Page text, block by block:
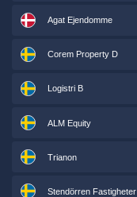
Agat Ejendomme
Corem Property D
Logistri B
ALM Equity
Trianon
Stendörren Fastigheter